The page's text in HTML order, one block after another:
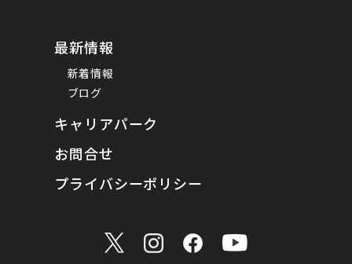
最新情報
新着情報
ブログ
キャリアパーク
お問合せ
プライバシーポリシー